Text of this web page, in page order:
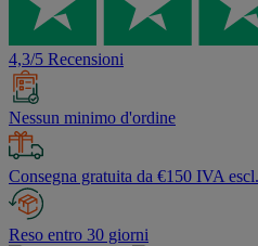
4,3/5 Recensioni
Nessun minimo d'ordine
Consegna gratuita da €150 IVA escl.
Reso entro 30 giorni